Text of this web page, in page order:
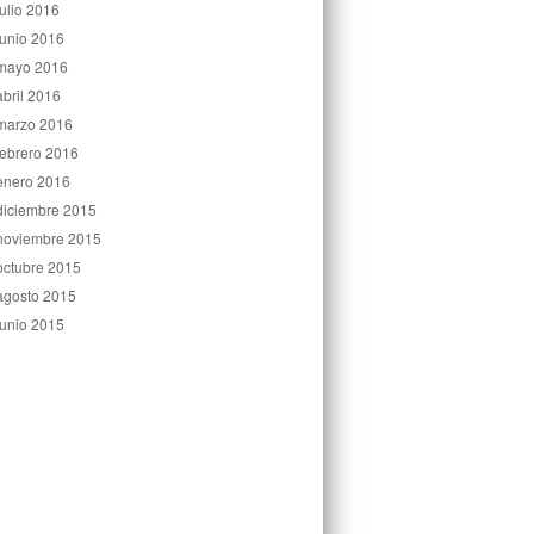
2016
2016
2016
2016
2016
2016
2016
2015
2015
2015
2015
2015